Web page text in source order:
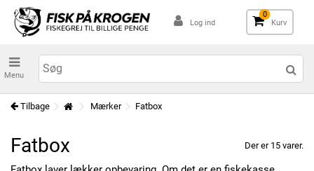
Log ind
0
Kurv
Menu
Tilbage Mærker Fatbox
Fatbox Der er 15 varer.